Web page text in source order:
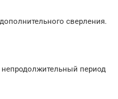
сверления.
непродолжительный период